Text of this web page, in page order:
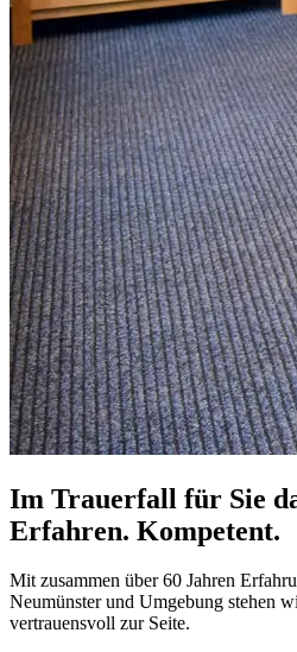
Im Trauerfall für Sie
Erfahren. Kompetent.
Mit zusammen über 60 Jahren
Neumünster und Umgebung stehen
vertrauensvoll zur Seite.